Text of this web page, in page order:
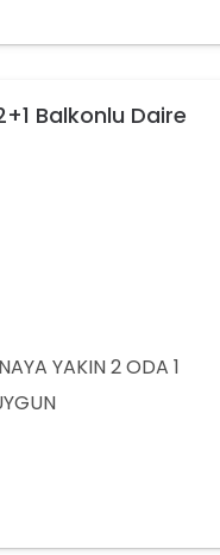
Balkonlu Daire
YAKIN 2 ODA 1